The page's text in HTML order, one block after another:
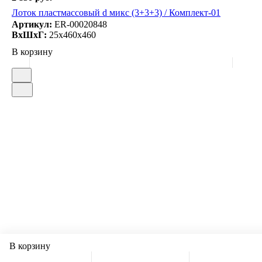
В корзину
Лоток пластмассовый d микс (3+3+3) / Комплект-01
Артикул: ER-00020848
ВxШxГ: 25x460x460
В корзину